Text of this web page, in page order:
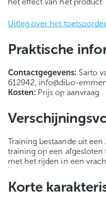
Uitleg over het
Praktische
Contactgegevens: Sarto
612942, info@dibo-
Kosten: Prijs op aanvraag
Training bestaande uit
training op een
met het rijden in een
Korte